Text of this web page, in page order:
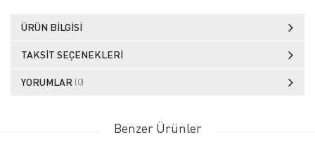
ÜRÜN BILGISI
TAKSIT SEÇENEKLERI
YORUMLAR (0)
Benzer Ürünler